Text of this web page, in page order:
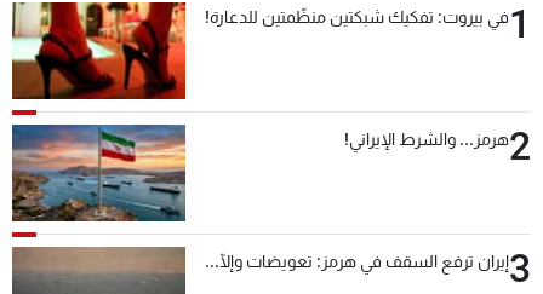
1في بيروت: تفكيك شبكتين منظّمتين للدعارة!
2هرمز... والشرط الإيراني!
3إيران ترفع السقف في هرمز: تعويضات وإلّا...
سياسة الخصوصية